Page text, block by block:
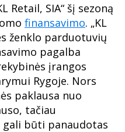
Retail, SIA“ šį sezoną
finansavimo. „KL
ženklo parduotuvių
pagalba
įrangos
Rygoje. Nors
paklausa nuo
tačiau
gali būti panaudotas